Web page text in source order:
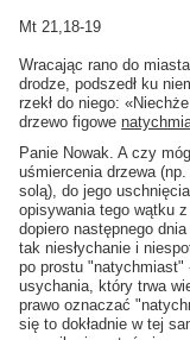
Mt 21,18-19
Wracając rano do
drodze, podszedł ku
rzekł do niego:
drzewo figowe
Panie Nowak. A czy
uśmiercenia drzewa
solą), do jego
opisywania tego wątku
dopiero następnego
tak niesłychanie i
po prostu "natychmiast"
usychania, który trwa
prawo oznaczać
się to dokładnie w tej